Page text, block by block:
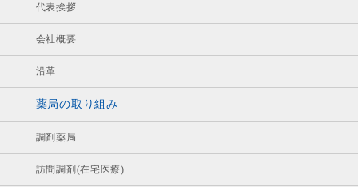
代表挨拶
会社概要
沿革
薬局の取り組み
調剤薬局
訪問調剤(在宅医療)